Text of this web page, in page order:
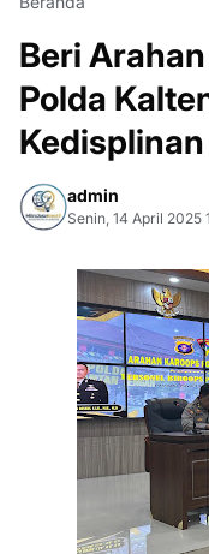
Beri
Polda
admin
Senin, 14 April 2025